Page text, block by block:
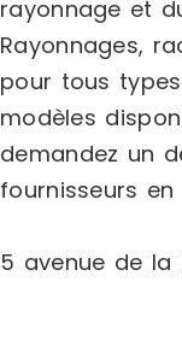
rayonnage et
Rayonnages,
pour tous
modèles
demandez un
fournisseurs en
5 avenue de la